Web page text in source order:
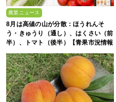
農業ニュース
8月は高値の山が分散：ほうれんそ
う・きゅうり（通し）、はくさい（前
半）、トマト（後半）【青果市況情報
アプリ「YAOYASAN」】